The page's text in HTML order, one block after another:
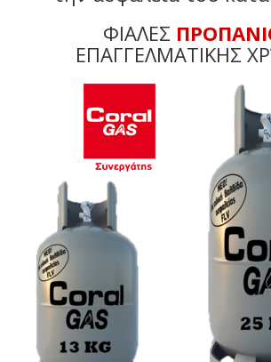
ΦΙΑΛΕΣ
ΕΠΑΓΓΕΛΜΑΤΙΚΗΣ